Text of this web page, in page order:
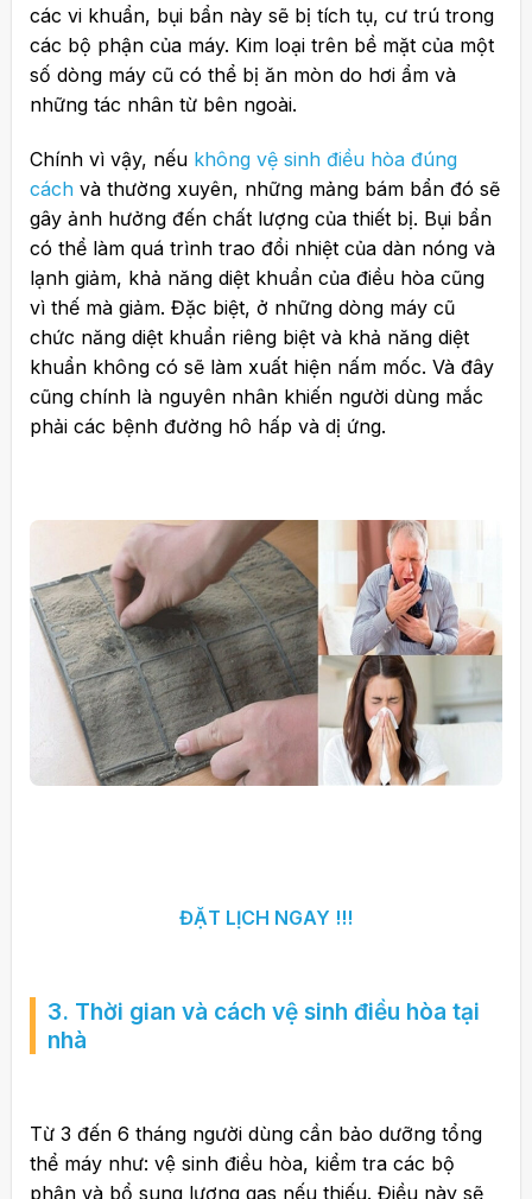
các vi khuẩn, bụi bẩn này sẽ bị tích tụ, cư trú trong
các bộ phận của máy. Kim loại trên bề mặt của một
số dòng máy cũ có thể bị ăn mòn do hơi ẩm và
những tác nhân từ bên ngoài.
Chính vì vậy, nếu không vệ sinh điều hòa đúng
cáchvà thường xuyên, những mảng bám bẩn đó sẽ
gây ảnh hưởng đến chất lượng của thiết bị. Bụi bẩn
có thể làm quá trình trao đổi nhiệt của dàn nóng và
lạnh giảm, khả năng diệt khuẩn của điều hòa cũng
vì thế mà giảm. Đặc biệt, ở những dòng máy cũ
chức năng diệt khuẩn riêng biệt và khả năng diệt
khuẩn không có sẽ làm xuất hiện nấm mốc. Và đây
cũng chính là nguyên nhân khiến người dùng mắc
phải các bệnh đường hô hấp và dị ứng.
ĐẶT LỊCH NGAY !!!
3. Thời gian và cách vệ sinh điều hòa tại
nhà
Từ 3 đến 6 tháng người dùng cần bảo dưỡng tổng
thể máy như: vệ sinh điều hòa, kiểm tra các bộ
phận và bổ sung lượng gas nếu thiếu. Điều này sẽ